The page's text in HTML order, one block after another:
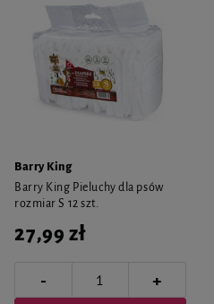
Barry King
Barry King Pieluchy dla psów
rozmiar S 12 szt.
27,99 zł
- +